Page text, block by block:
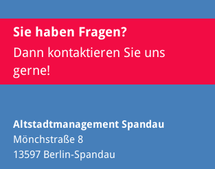
Sie haben Fragen?
Dann kontaktieren Sie uns
gerne!
Altstadtmanagement Spandau
Mönchstraße 8
13597 Berlin-Spandau